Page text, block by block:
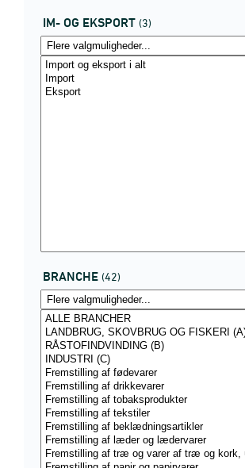
IM- OG EKSPORT (3)
BRANCHE (42)